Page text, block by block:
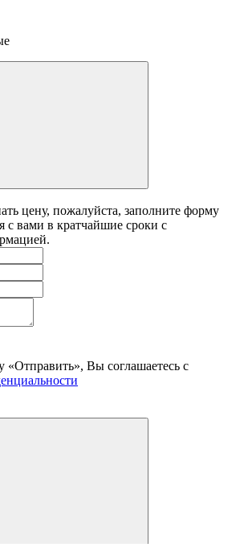
цену, пожалуйста, заполните форму
вами в кратчайшие сроки с
Вы соглашаетесь с